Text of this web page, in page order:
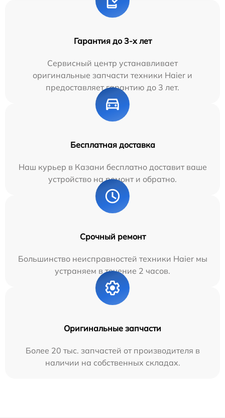
Гарантия до 3-х лет
Сервисный центр устанавливает
оригинальные запчасти техники Haier и
предоставляет гарантию до 3 лет.
Бесплатная доставка
Наш курьер в Казани бесплатно доставит ваше
устройство на ремонт и обратно.
Срочный ремонт
Большинство неисправностей техники Haier мы
устраняем в течение 2 часов.
Оригинальные запчасти
Более 20 тыс. запчастей от производителя в
наличии на собственных складах.